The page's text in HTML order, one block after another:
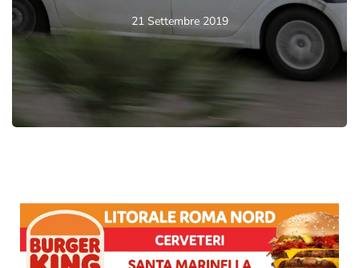
21 Settembre 2019